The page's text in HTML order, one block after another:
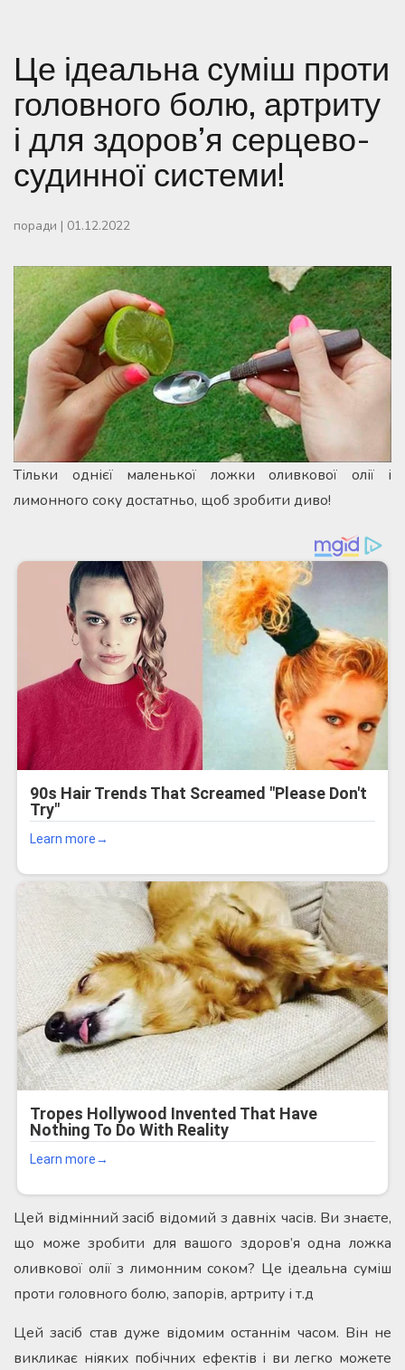
Це ідеальна суміш проти
головного болю, артриту
і для здоров’я серцево-
судинної системи!
поради | 01.12.2022
Тільки однієї маленької ложки оливкової олії і
лимонного соку достатньо, щоб зробити диво!
Цей відмінний засіб відомий з давніх часів. Ви знаєте,
що може зробити для вашого здоров’я одна ложка
оливкової олії з лимонним соком? Це ідеальна суміш
проти головного болю, запорів, артриту і т.д
Цей засіб став дуже відомим останнім часом. Він не
викликає ніяких побічних ефектів і ви легко можете